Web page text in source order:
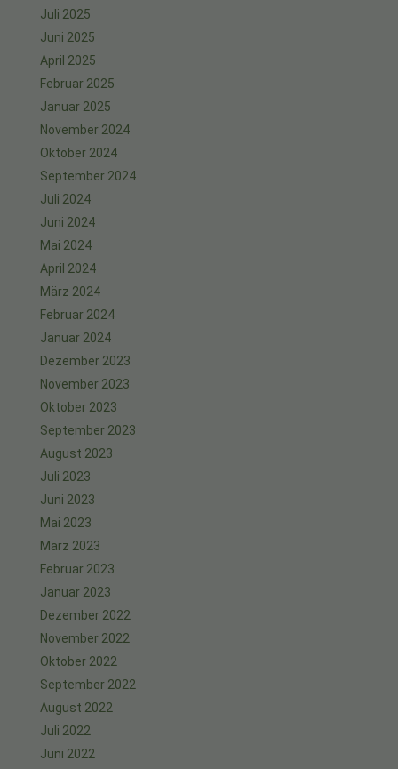
Juli 2025
Juni 2025
April 2025
Februar 2025
Januar 2025
November 2024
Oktober 2024
September 2024
Juli 2024
Juni 2024
Mai 2024
April 2024
März 2024
Februar 2024
Januar 2024
Dezember 2023
November 2023
Oktober 2023
September 2023
August 2023
Juli 2023
Juni 2023
Mai 2023
März 2023
Februar 2023
Januar 2023
Dezember 2022
November 2022
Oktober 2022
September 2022
August 2022
Juli 2022
Juni 2022